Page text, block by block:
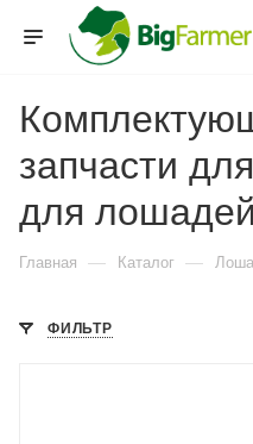
запчасти
для лошадей
Главная — Каталог —
ФИЛЬТР